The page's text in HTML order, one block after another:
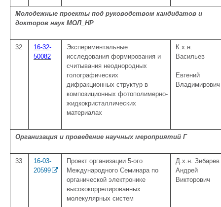
Молодежные проекты под руководством кандидатов и
докторов наук МОЛ_НР
32
16-32-
50082
Экспериментальные
исследования формирования и
считывания неоднородных
голографических
дифракционных структур в
композиционных фотополимерно-
жидкокристаллических
материалах
К.х.н.
Васильев
Евгений
Владимирович
Организация и проведение научных мероприятий Г
33
16-03-
20599
Проект организации 5-ого
Международного Семинара по
органической электронике
высококоррелированных
молекулярных систем
Д.х.н. Зибарев
Андрей
Викторович